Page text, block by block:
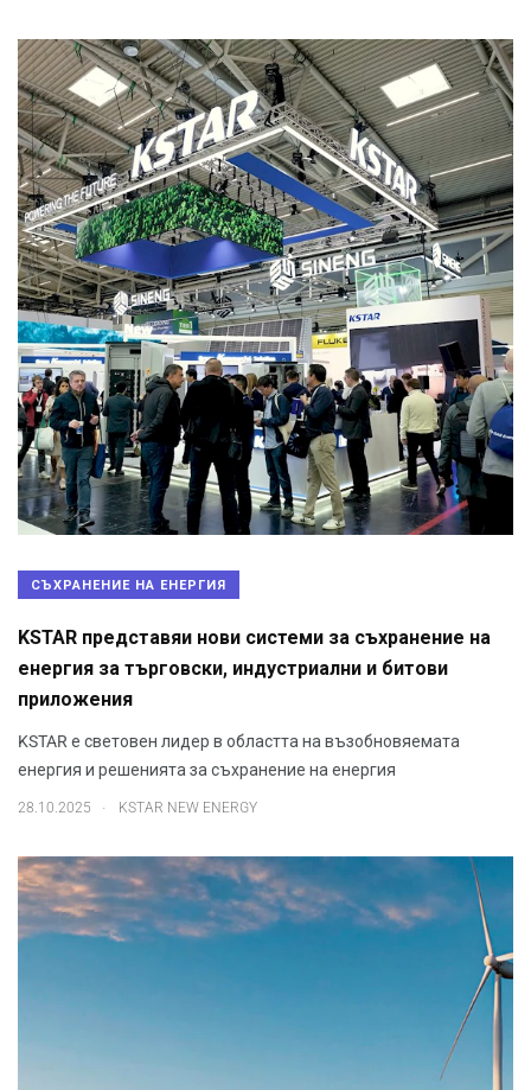
СЪХРАНЕНИЕ НА ЕНЕРГИЯ
KSTAR представяи нови системи за съхранение на
енергия за търговски, индустриални и битови
приложения
KSTAR е световен лидер в областта на възобновяемата
енергия и решенията за съхранение на енергия
28.10.2025 . KSTAR NEW ENERGY